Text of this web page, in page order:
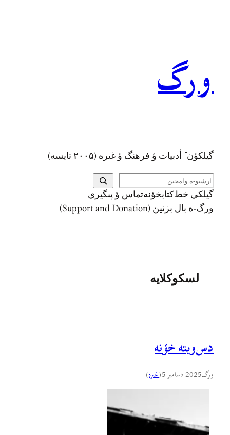
ورگ
گيلکؤن ٚ أدبیات ؤ فرهنگ ؤ غىره (۲۰۰۵ تايسه)
ج
س
ت
ج
گيلکي خط کتابخؤنهتماس ؤ پىگيري
ورگ-ه بال بزنين (Support and Donation)
لسکوکلایه
دس‌ويته خؤنه
ورگ2025 دسامبر 5 (غىره)